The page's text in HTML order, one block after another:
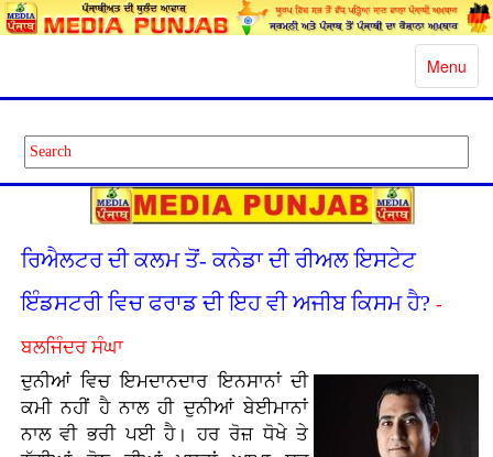
Toggle
Menu
ਰਿਐਲਟਰ ਦੀ ਕਲਮ ਤੋਂ- ਕਨੇਡਾ ਦੀ ਰੀਅਲ ਇਸਟੇਟ
ਇੰਡਸਟਰੀ ਵਿਚ ਫਰਾਡ ਦੀ ਇਹ ਵੀ ਅਜੀਬ ਕਿਸਮ ਹੈ? -
ਬਲਜਿੰਦਰ ਸੰਘਾ
ਦੁਨੀਆਂ ਵਿਚ ਇਮਦਾਨਦਾਰ ਇਨਸਾਨਾਂ ਦੀ
ਕਮੀ ਨਹੀਂ ਹੈ ਨਾਲ ਹੀ ਦੁਨੀਆਂ ਬੇਈਮਾਨਾਂ
ਨਾਲ ਵੀ ਭਰੀ ਪਈ ਹੈ। ਹਰ ਰੋਜ਼ ਧੋਖੇ ਤੇ